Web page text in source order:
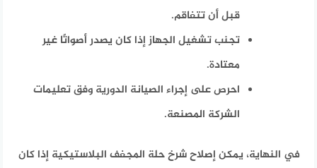
قبل أن تتفاقم.
تجنب تشغيل الجهاز إذا كان يصدر أصواتًا غير
معتادة.
احرص على إجراء الصيانة الدورية وفق تعليمات
الشركة المصنعة.
في النهاية، يمكن إصلاح شرخ حلة المجفف البلاستيكية إذا كان